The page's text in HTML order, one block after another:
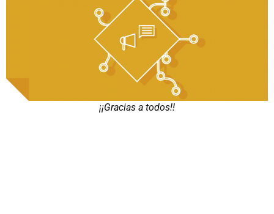
¡¡Gracias a todos!!